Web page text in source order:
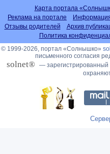
Карта портала
Реклама на портале
Отзывы родителей
Архив
Политика
© 1999-2026, портал «Солнышко»
письменного согласия
solnet® —